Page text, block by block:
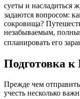
суеты и насладиться
задаются вопросом:
сокровища?
незабываемым,
спланировать его
Подготовка к
Прежде чем
учесть несколько